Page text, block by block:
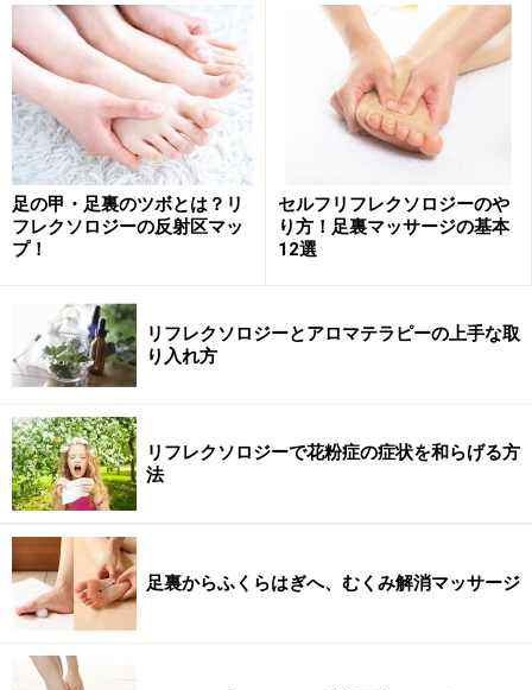
オススメはネロリやラベンダー、カモミールローマンな
どリラックス効果の高いもの。お部屋に焚いて香らせた
り、キャリアオイルにブレンドしてマッサージに用いて
みてはいかがでしょうか？
プチ鬱状態から抜け出すためのリフレクソ
ロジー
肺の反射区
1 肺の反射区を刺激 5回
呼吸を深めるために、足裏の肺と胸の反射区を刺激しま
す。
足の甲・足裏のツボとは？リ
フレクソロジーの反射区マッ
プ！
セルフリフレクソロジーのや
り方！足裏マッサージの基本
12選
リフレクソロジーとアロマテラピーの上手な取
り入れ方
リフレクソロジーで花粉症の症状を和らげる方
法
足裏からふくらはぎへ、むくみ解消マッサージ